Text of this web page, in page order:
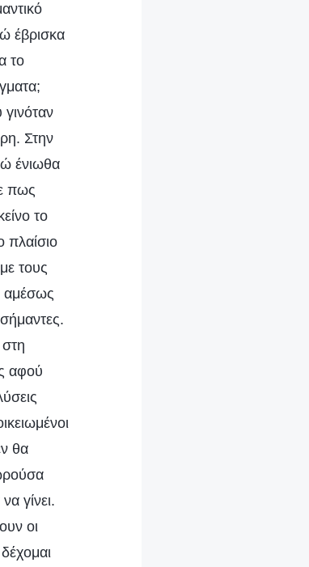
έβρισκα
το
Στην
ένιωθα
πως
το
πλαίσιο
τους
αμέσως
αφού
θα
γίνει.
οι